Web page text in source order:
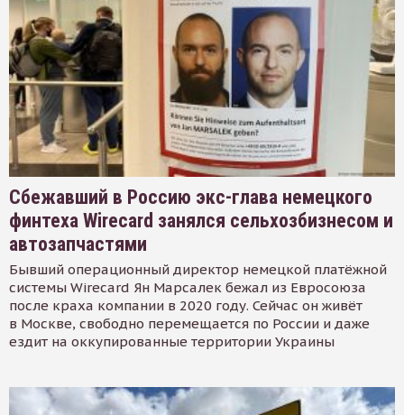
Сбежавший в Россию экс-глава немецкого
финтеха Wirecard занялся сельхозбизнесом и
автозапчастями
Бывший операционный директор немецкой платёжной
системы Wirecard Ян Марсалек бежал из Евросоюза
после краха компании в 2020 году. Сейчас он живёт
в Москве, свободно перемещается по России и даже
ездит на оккупированные территории Украины